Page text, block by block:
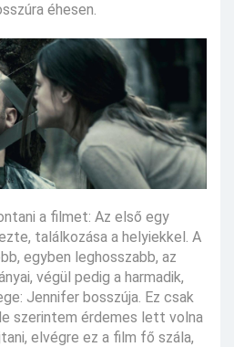
éhesen.
a filmet: Az első egy
találkozása a helyiekkel. A
egyben leghosszabb, az
végül pedig a harmadik,
Jennifer bosszúja. Ez csak
szerintem érdemes lett volna
elvégre ez a film fő szála,